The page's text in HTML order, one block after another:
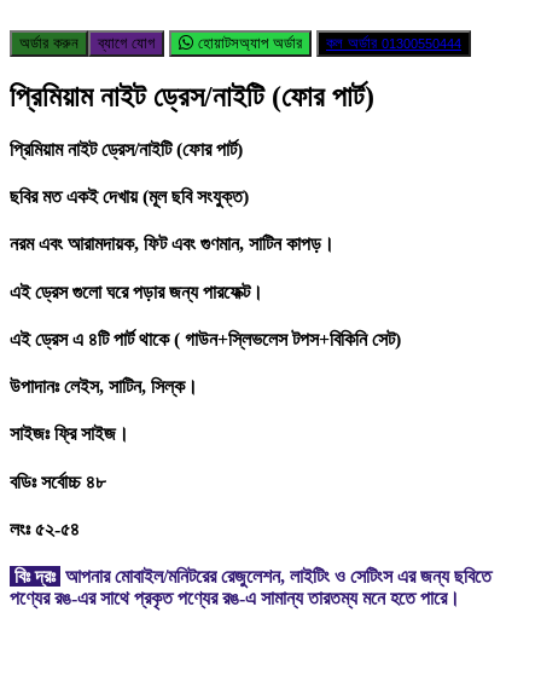
অর্ডার করুন ব্যাগে যোগ হোয়াটসঅ্যাপ অর্ডার কল অর্ডার 01300550444
প্রিমিয়াম নাইট ড্রেস/নাইটি (ফোর পার্ট)
প্রিমিয়াম নাইট ড্রেস/নাইটি (ফোর পার্ট)
ছবির মত একই দেখায় (মূল ছবি সংযুক্ত)
নরম এবং আরামদায়ক, ফিট এবং গুণমান, সাটিন কাপড়।
এই ড্রেস গুলো ঘরে পড়ার জন্য পারফেক্ট।
এই ড্রেস এ ৪টি পার্ট থাকে ( গাউন+স্লিভলেস টপস+বিকিনি সেট)
উপাদানঃ লেইস, সাটিন, সিল্ক।
সাইজঃ ফ্রি সাইজ।
বডিঃ সর্বোচ্চ ৪৮
লংঃ ৫২-৫৪
বিঃ দ্রঃ আপনার মোবাইল/মনিটরের রেজুলেশন, লাইটিং ও সেটিংস এর জন্য ছবিতে
পণ্যের রঙ-এর সাথে প্রকৃত পণ্যের রঙ-এ সামান্য তারতম্য মনে হতে পারে।